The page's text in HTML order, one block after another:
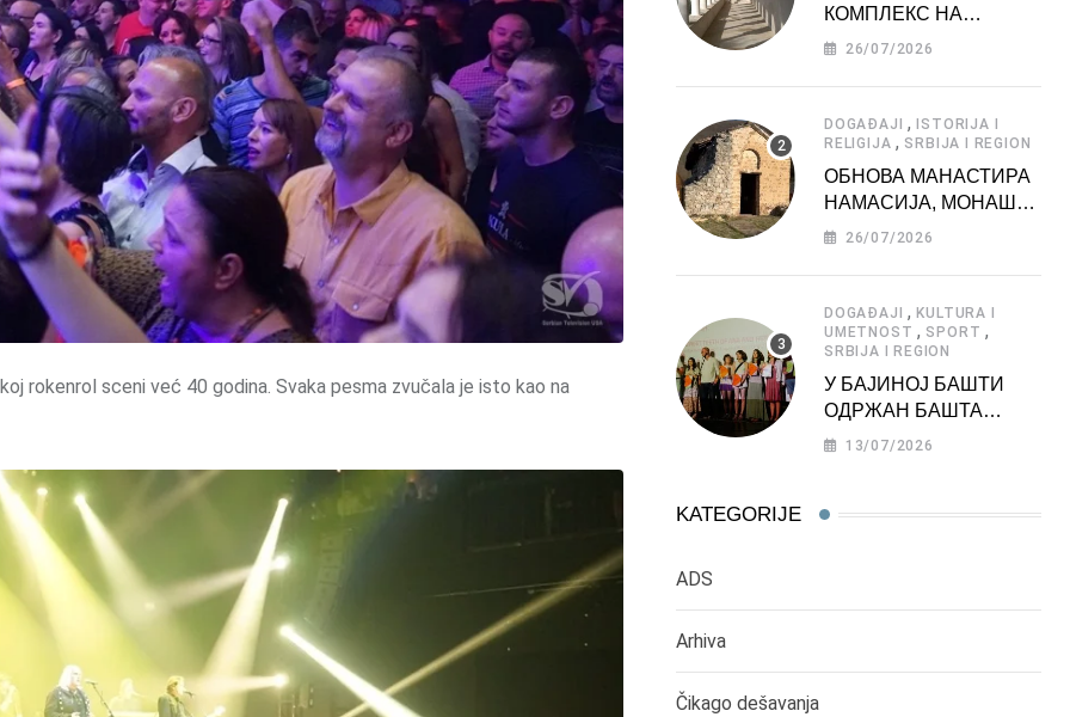
rokenrol sceni već 40 godina. Svaka pesma zvučala je isto kao na
КОМПЛЕКС НА
ДЕДИЊУ –
АТРАКЦИЈА
26/07/2026
DOGAĐAJI , ISTORIJA I
RELIGIJA , SRBIJA I REGION
ОБНОВА МАНАСТИРА
НАМАСИЈА, МОНАШКЕ
ЗАДУЖБИНЕ
26/07/2026
DOGAĐAJI ,KULTURA I
UMETNOST , SPORT ,
SRBIJA I REGION
У БАЈИНОЈ БАШТИ
ОДРЖАН БАШТА
ФЕСТ 2026
13/07/2026
KATEGORIJE
ADS
Arhiva
Čikago dešavanja